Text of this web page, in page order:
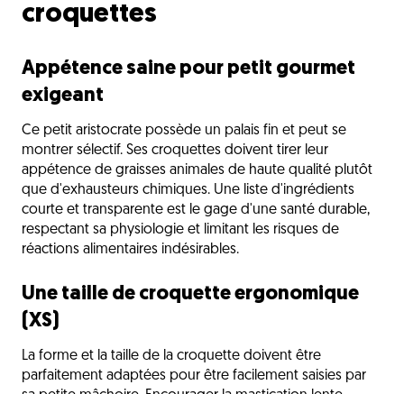
croquettes
Appétence saine pour petit gourmet
exigeant
Ce petit aristocrate possède un palais fin et peut se
montrer sélectif. Ses croquettes doivent tirer leur
appétence de graisses animales de haute qualité plutôt
que d'exhausteurs chimiques. Une liste d'ingrédients
courte et transparente est le gage d'une santé durable,
respectant sa physiologie et limitant les risques de
réactions alimentaires indésirables.
Une taille de croquette ergonomique
(XS)
La forme et la taille de la croquette doivent être
parfaitement adaptées pour être facilement saisies par